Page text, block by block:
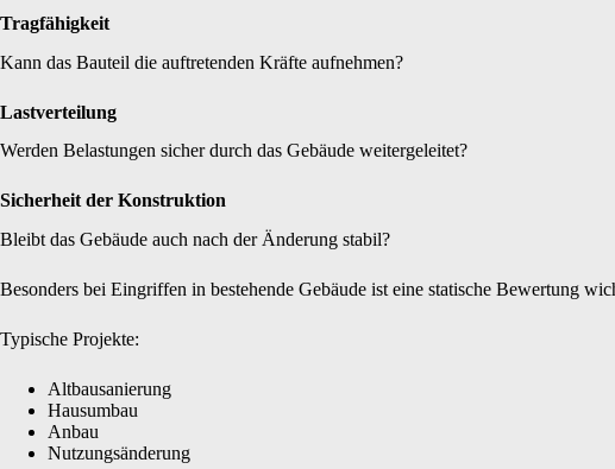
Tragfähigkeit
Kann das Bauteil die auftretenden Kräfte aufnehmen?
Lastverteilung
Werden Belastungen sicher durch das Gebäude weitergeleitet?
Sicherheit der Konstruktion
Bleibt das Gebäude auch nach der Änderung stabil?
Besonders bei Eingriffen in bestehende Gebäude ist eine statische Bewertung
Typische Projekte:
Altbausanierung
Hausumbau
Anbau
Nutzungsänderung